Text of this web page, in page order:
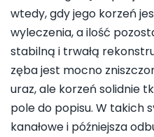
wtedy, gdy jego korzeń
wyleczenia, a ilość
stabilną i trwałą
zęba jest mocno
uraz, ale korzeń solidnie
pole do popisu. W takich
kanałowe i późniejsza